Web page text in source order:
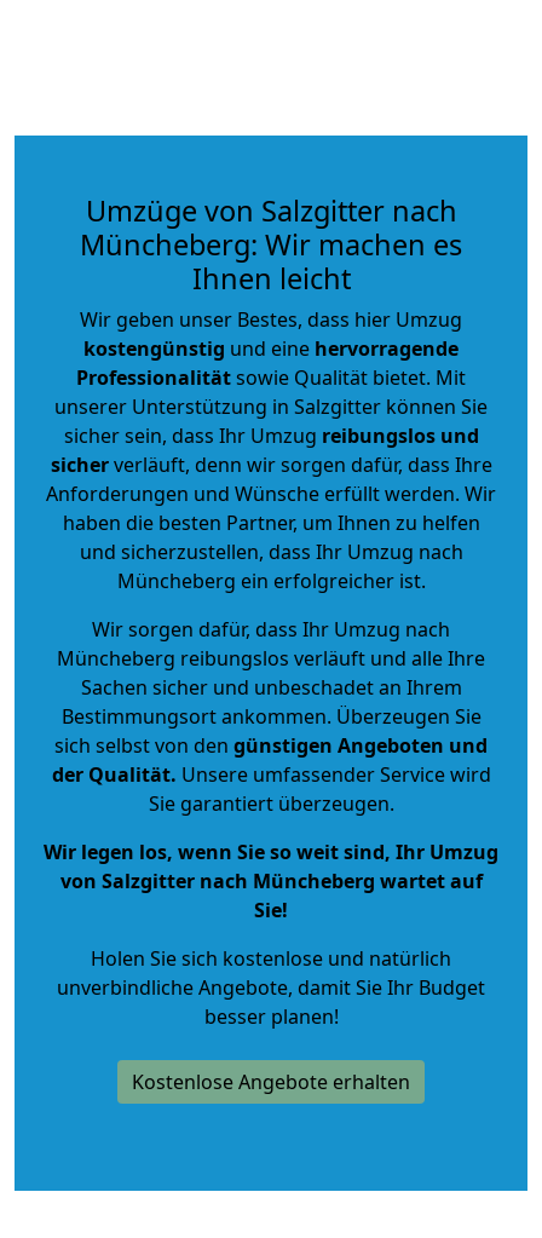
Umzüge von Salzgitter nach
Müncheberg: Wir machen es
Ihnen leicht
Wir geben unser Bestes, dass hier Umzug
kostengünstig und eine hervorragende
Professionalitätsowie Qualität bietet. Mit
unserer Unterstützung in Salzgitter können Sie
sicher sein, dass Ihr Umzug reibungslos und
sicherverläuft, denn wir sorgen dafür, dass Ihre
Anforderungen und Wünsche erfüllt werden. Wir
haben die besten Partner, um Ihnen zu helfen
und sicherzustellen, dass Ihr Umzug nach
Müncheberg ein erfolgreicher ist.
Wir sorgen dafür, dass Ihr Umzug nach
Müncheberg reibungslos verläuft und alle Ihre
Sachen sicher und unbeschadet an Ihrem
Bestimmungsort ankommen. Überzeugen Sie
sich selbst von den günstigen Angeboten und
der Qualität. Unsere umfassender Service wird
Sie garantiert überzeugen.
Wir legen los, wenn Sie so weit sind, Ihr Umzug
von Salzgitter nach Müncheberg wartet auf
Sie!
Holen Sie sich kostenlose und natürlich
unverbindliche Angebote, damit Sie Ihr Budget
besser planen!
Kostenlose Angebote erhalten